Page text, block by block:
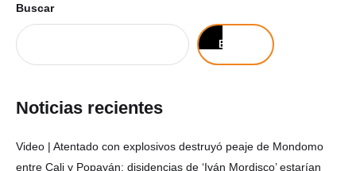
Buscar
Buscar
Noticias recientes
Video | Atentado con explosivos destruyó peaje de Mondomo
entre Cali y Popayán; disidencias de ‘Iván Mordisco’ estarían